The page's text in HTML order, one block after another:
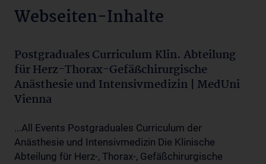
Webseiten-Inhalte
Postgraduales Curriculum Klin. Abteilung
für Herz-Thorax-Gefäßchirurgische
Anästhesie und Intensivmedizin | MedUni
Vienna
...All Events Postgraduales Curriculum der
Anästhesie und Intensivmedizin Die Klinische
Abteilung für Herz-, Thorax-, Gefäßchirurgische